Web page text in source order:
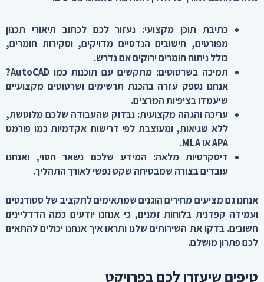
כתיבת תוכן מקצועי: נעזור לכם לכתוב תיאורי תכנון
מפורטים, חישובים הנדסיים מדויקים, וסקירות חומרים,
כולל ניתוח חומרים ירוקים אם נדרש.
תמיכה בשרטוטים: מתקשים עם תוכנות כמוAutoCAD?
אנחנו נספק עזרה בהכנת תרשימים ושרטוטים מקצועיים
שיעמדו בציפיות המרצים.
עריכה והגהה מקצועית: נבדוק שהעבודה שלכם מלוטשת,
ללא שגיאות, ומעוצבת לפי דרישות אקדמיות כמו פורמט
APAאוMLA.
דיסקרטיות מלאה: המידע שלכם נשאר חסוי, ואנחנו
עובדים בצורה שמבטיחה שקט נפשי לאורך התהליך.
אנחנו גם מציעים מחירים הוגנים שמתאימים לתקציב של סטודנטים
ועמידה קפדנית בלוחות זמנים, כי אנחנו יודעים כמה הדדליינים
חשובים. בדקו את השירותים שלנו ותראו איך אנחנו יכולים להתאים
לכם פתרון מושלם.
טיפים שיעזרו לכם בפרויקט